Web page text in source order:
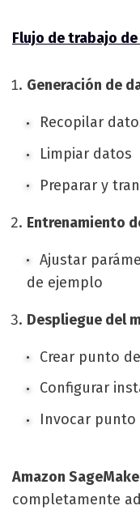
Flujo de trabajo de
Generación de
Recopilar
Limpiar datos
Preparar y
Entrenamiento
Ajustar
de ejemplo
Despliegue del
Crear punto
Configurar
Invocar punto
Amazon
completamente